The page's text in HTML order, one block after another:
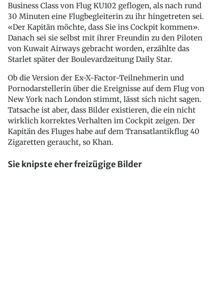
Business Class von Flug KU102 geflogen, als nach rund
30 Minuten eine Flugbegleiterin zu ihr hingetreten sei.
«Der Kapitän möchte, dass Sie ins Cockpit kommen».
Danach sei sie selbst mit ihrer Freundin zu den Piloten
von Kuwait Airways gebracht worden, erzählte das
Starlet später der Boulevardzeitung Daily Star.
Ob die Version der Ex-X-Factor-Teilnehmerin und
Pornodarstellerin über die Ereignisse auf dem Flug von
New York nach London stimmt, lässt sich nicht sagen.
Tatsache ist aber, dass Bilder existieren, die ein nicht
wirklich korrektes Verhalten im Cockpit zeigen. Der
Kapitän des Fluges habe auf dem Transatlantikflug 40
Zigaretten geraucht, so Khan.
Sie knipste eher freizügige Bilder